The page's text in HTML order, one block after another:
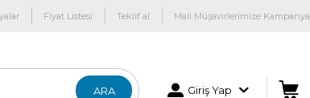
Fiyat Listesi Teklif al Mali Müşavirlerimize Kampanya
ARA Giriş Yap